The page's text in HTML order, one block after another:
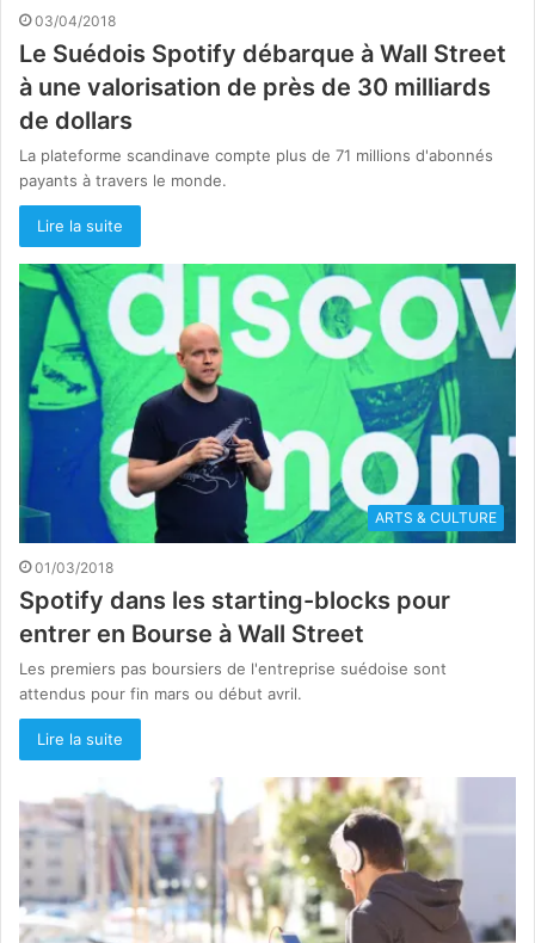
03/04/2018
Le Suédois Spotify débarque à Wall Street
à une valorisation de près de 30 milliards
de dollars
La plateforme scandinave compte plus de 71 millions d'abonnés
payants à travers le monde.
Lire la suite
ARTS & CULTURE
01/03/2018
Spotify dans les starting-blocks pour
entrer en Bourse à Wall Street
Les premiers pas boursiers de l'entreprise suédoise sont
attendus pour fin mars ou début avril.
Lire la suite